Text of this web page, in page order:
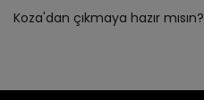
Koza'dan çıkmaya hazır mısın?